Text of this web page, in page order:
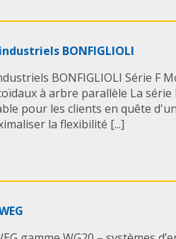
BONFIGLIOLI
BONFIGLIOLI Série F
à arbre parallèle La série
pour les clients en quête
la flexibilité [...]